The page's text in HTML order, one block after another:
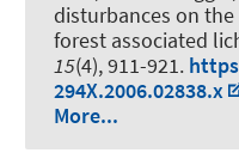
disturbances on
forest associated
15(4), 911-921.
294X.2006.02838.x
More...